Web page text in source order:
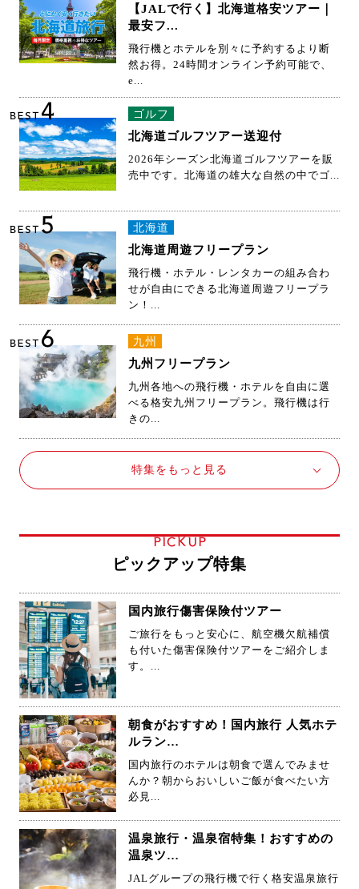
BEST3 北海道
【JALで行く】北海道格安ツアー｜
最安フ...
飛行機とホテルを別々に予約するより断
e...
BEST4 ゴルフ
北海道ゴルフツアー送迎付
2026年シーズン北海道ゴルフツアーを販
BEST5 北海道
北海道周遊フリープラン
飛行機・ホテル・レンタカーの組み合わ
BEST6 九州
九州フリープラン
九州各地への飛行機・ホテルを自由に選
べる格安九州フリープラン。飛行機は行
PICKUP
ピックアップ特集
国内旅行傷害保険付ツアー
ご旅行をもっと安心に、航空機欠航補償
も付いた傷害保険付ツアーをご紹介しま
朝食がおすすめ！国内旅行 人気ホテ
ルラン…
国内旅行のホテルは朝食で選んでみませ
んか？朝からおいしいご飯が食べたい方
必見...
温泉旅行・温泉宿特集！おすすめの
温泉ツ…